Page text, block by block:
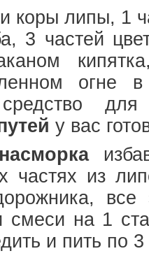
коры липы, 1
3 частей
огне
средство
у вас
частях из
все
смеси на 1
и пить по